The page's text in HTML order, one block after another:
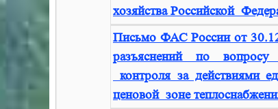
хозяйства Российской
Письмо ФАС России от
разъяснений по вопросу
контроля за действиями
ценовой зоне